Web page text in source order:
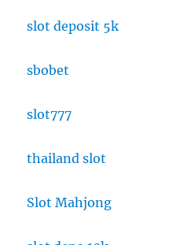
slot deposit 5k
sbobet
slot777
thailand slot
Slot Mahjong